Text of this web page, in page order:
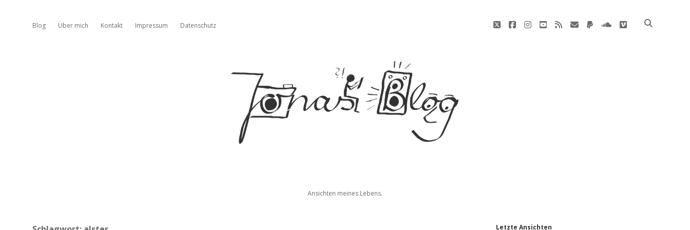
Blog Über mich Kontakt Impressum Datenschutz twitterfacebookinstagram
youtube
rss E-
paypalsoundcloud
vimeo
Jonas'
Ansichten meines Lebens.
Letzte Ansichten